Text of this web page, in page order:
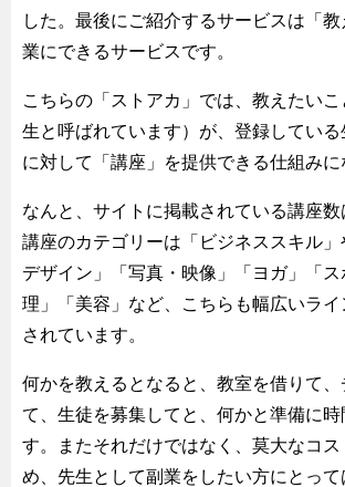
した。最後にご紹介するサービスは「教
業にできるサービスです。
こちらの「ストアカ」では、教えたい
生と呼ばれています）が、登録している
に対して「講座」を提供できる仕組みに
なんと、サイトに掲載されている講座数
講座のカテゴリーは「ビジネススキル」
デザイン」「写真・映像」「ヨガ」「
理」「美容」など、こちらも幅広いラ
されています。
何かを教えるとなると、教室を借りて、
て、生徒を募集してと、何かと準備に時
す。またそれだけではなく、莫大なコス
め、先生として副業をしたい方にとっ